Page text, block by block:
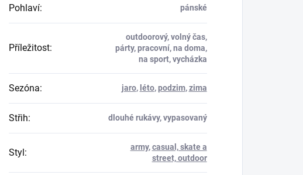
Pohlaví: pánské
Příležitost:
outdoorový, volný čas,
párty, pracovní, na doma,
na sport, vycházka
Sezóna: jaro, léto,podzim,zima
Střih: dlouhé rukávy, vypasovaný
Styl : army,casual, skate a
street, outdoor